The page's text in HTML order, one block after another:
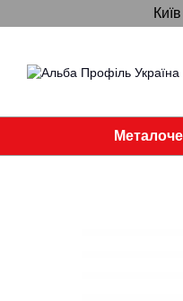
Перейти до основного